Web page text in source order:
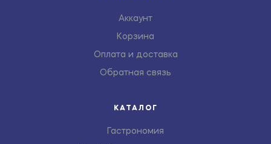
Аккаунт
Корзина
Оплата и доставка
Обратная связь
КАТАЛОГ
Гастрономия